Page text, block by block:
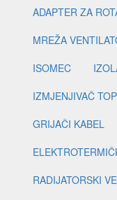
ADAPTER ZA
MREŽA
ISOMEC
IZMJENJIVAČ
GRIJAČI KABEL
RADIJATORSKI